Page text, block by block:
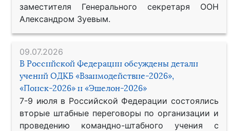
заместителя Генерального секретаря ООН
Александром Зуевым.
09.07.2026
В Российской Федерации обсуждены детали
учений ОДКБ «Взаимодействие-2026»,
«Поиск-2026» и «Эшелон-2026»
7-9 июля в Российской Федерации состоялись
вторые штабные переговоры по организации и
проведению командно-штабного учения с